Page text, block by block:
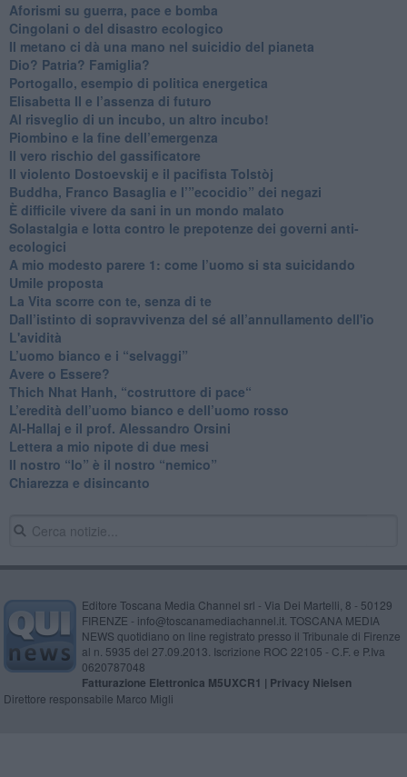
​Aforismi su guerra, pace e bomba
Cingolani o del disastro ecologico
​Il metano ci dà una mano nel suicidio del pianeta
​Dio? Patria? Famiglia?
Portogallo, esempio di politica energetica
​Elisabetta II e l’assenza di futuro
Al risveglio di un incubo, un altro incubo!
​Piombino e la fine dell’emergenza
​Il vero rischio del gassificatore
​Il violento Dostoevskij e il pacifista Tolstòj
​Buddha, Franco Basaglia e l’”ecocidio” dei negazi
​È difficile vivere da sani in un mondo malato
Solastalgia e lotta contro le prepotenze dei governi anti-
ecologici
​A mio modesto parere 1: come l’uomo si sta suicidando
​Umile proposta
​La Vita scorre con te, senza di te
​Dall’istinto di sopravvivenza del sé all’annullamento dell'io
L'avidità
​L’uomo bianco e i “selvaggi”
​Avere o Essere?
​Thich Nhat Hanh, “costruttore di pace“
​L’eredità dell’uomo bianco e dell’uomo rosso
Al-Hallaj e il prof. Alessandro Orsini
​Lettera a mio nipote di due mesi
​Il nostro “Io” è il nostro “nemico”
​Chiarezza e disincanto
Editore Toscana Media Channel srl - Via Dei Martelli, 8 - 50129
FIRENZE - info@toscanamediachannel.it. TOSCANA MEDIA
NEWS quotidiano on line registrato presso il Tribunale di Firenze
al n. 5935 del 27.09.2013. Iscrizione ROC 22105 - C.F. e P.Iva
0620787048
Fatturazione Elettronica M5UXCR1 | Privacy Nielsen
Direttore responsabile Marco Migli